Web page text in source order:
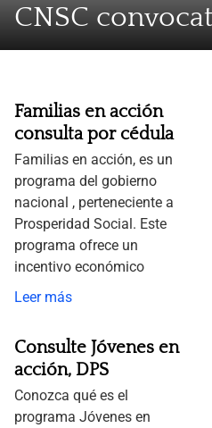
CNSC
Familias en acción
consulta por cédula
Familias en acción, es un
programa del gobierno
nacional , perteneciente a
Prosperidad Social. Este
programa ofrece un
incentivo económico
Leer más
Consulte Jóvenes en
acción, DPS
Conozca qué es el
programa Jóvenes en